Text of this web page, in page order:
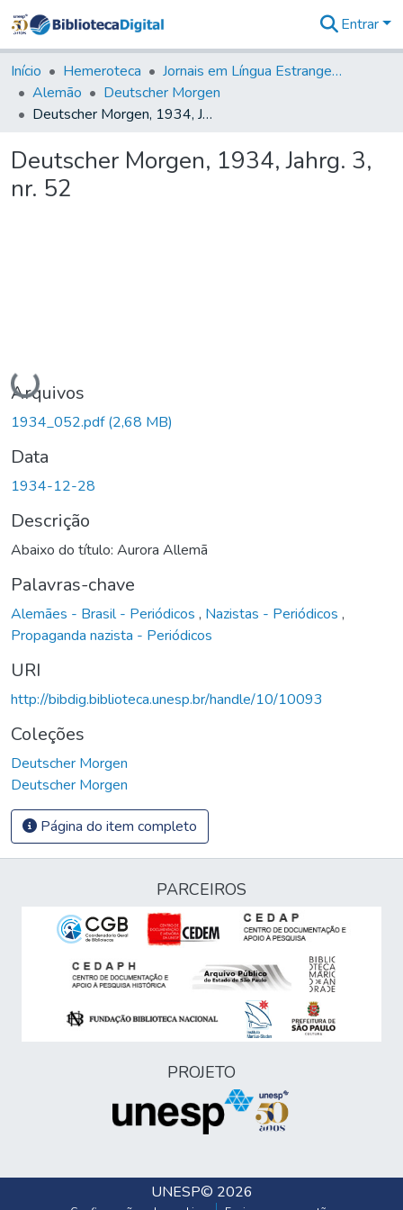
&
Coleções
Tudo na
Biblioteca
Estatísticas
Entrar
Início Hemeroteca
Jornais em Língua Estrangeira
Alemão
Deutscher Morgen
Deutscher Morgen, 1934, Jahrg. 3, nr. 52
Deutscher Morgen, 1934, Jahrg. 3,
nr. 52
Carregando...
Arquivos
1934_052.pdf(2,68 MB)
Data
1934-12-28
Descrição
Abaixo do título: Aurora Allemã
Palavras-chave
Alemães - Brasil - Periódicos , Nazistas - Periódicos ,
Propaganda nazista - Periódicos
URI
http://bibdig.biblioteca.unesp.br/handle/10/10093
Coleções
Deutscher Morgen
Deutscher Morgen
Página do item completo
PARCEIROS
PROJETO
UNESP© 2026